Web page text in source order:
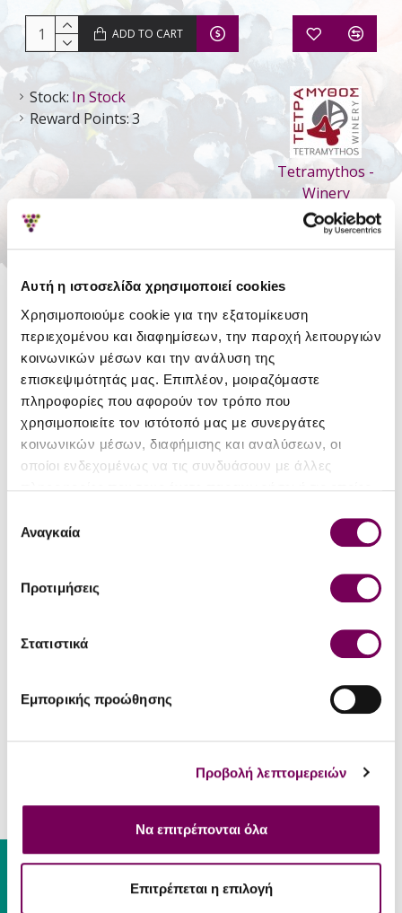
Αυτή η ιστοσελίδα χρησιμοποιεί cookies
Χρησιμοποιούμε cookie για την εξατομίκευση
περιεχομένου και διαφημίσεων, την παροχή λειτουργιών
κοινωνικών μέσων και την ανάλυση της
επισκεψιμότητάς μας. Επιπλέον, μοιραζόμαστε
πληροφορίες που αφορούν τον τρόπο που
χρησιμοποιείτε τον ιστότοπό μας με συνεργάτες
κοινωνικών μέσων, διαφήμισης και αναλύσεων, οι
οποίοι ενδεχομένως να τις συνδυάσουν με άλλες
των υπηρεσιών τους.
συγκατάθεσης
Αναγκαία
Προτιμήσεις
Στατιστικά
Εμπορικής προώθησης
Προβολή λεπτομερειών
Να επιτρέπονται όλα
Επιτρέπεται η επιλογή
Stock: In Stock
Reward Points:3
Tetramythos -
Winery
ADD TO CART
Style
Retsina
Type
Retsina – Name by tradition
Region
Wines of Achaia
Variety
Roditis
Alcohol
Vol
Natural
Organic
Food-Pair
Appetizers, fried tidbits, cheese
Temp
8 - 10 °C
Gift Card